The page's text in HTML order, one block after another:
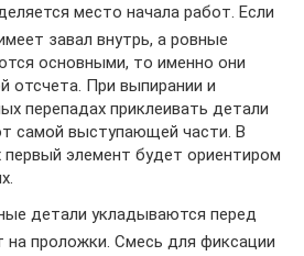
место начала работ. Если
завал внутрь, а ровные
основными, то именно они
отсчета. При выпирании и
перепадах приклеивать детали
самой выступающей части. В
первый элемент будет ориентиром
детали укладываются перед
на проложки. Смесь для фиксации